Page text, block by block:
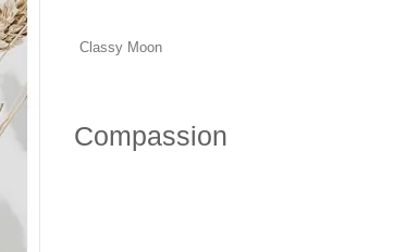
Classy Moon
Compassion